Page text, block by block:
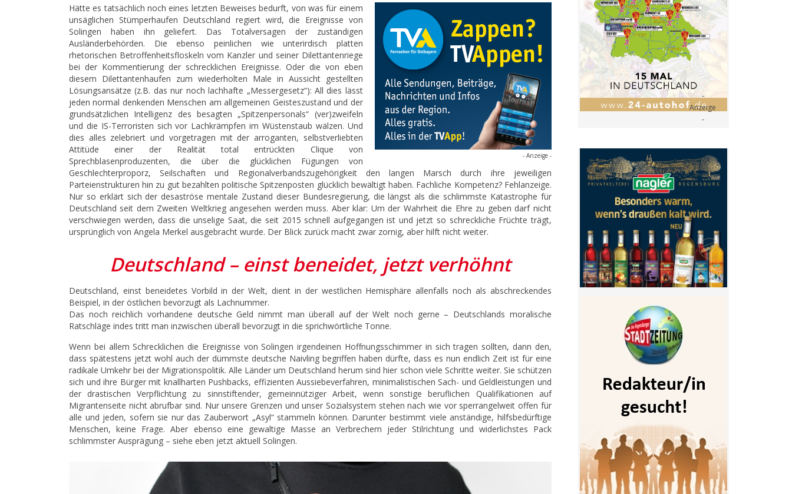
- Anzeige -
Hätte es tatsächlich noch eines letzten Beweises bedurft, von was für einem
unsäglichen Stümperhaufen Deutschland regiert wird, die Ereignisse von
Solingen haben ihn geliefert. Das Totalversagen der zuständigen
Ausländerbehörden. Die ebenso peinlichen wie unterirdisch platten
rhetorischen Betroffenheitsfloskeln vom Kanzler und seiner Dilettantenriege
bei der Kommentierung der schrecklichen Ereignisse. Oder die von eben
diesem Dilettantenhaufen zum wiederholten Male in Aussicht gestellten
Lösungsansätze (z.B. das nur noch lachhafte „Messergesetz“): All dies lässt
jeden normal denkenden Menschen am allgemeinen Geisteszustand und der
grundsätzlichen Intelligenz des besagten „Spitzenpersonals“ (ver)zweifeln
und die IS-Terroristen sich vor Lachkrämpfen im Wüstenstaub wälzen. Und
dies alles zelebriert und vorgetragen mit der arroganten, selbstverliebten
Attitüde einer der Realität total entrückten Clique von
Sprechblasenproduzenten, die über die glücklichen Fügungen von
Geschlechterproporz, Seilschaften und Regionalverbandszugehörigkeit den langen Marsch durch ihre jeweiligen
Parteienstrukturen hin zu gut bezahlten politische Spitzenposten glücklich bewältigt haben. Fachliche Kompetenz? Fehlanzeige.
Nur so erklärt sich der desaströse mentale Zustand dieser Bundesregierung, die längst als die schlimmste Katastrophe für
Deutschland seit dem Zweiten Weltkrieg angesehen werden muss. Aber klar: Um der Wahrheit die Ehre zu geben darf nicht
verschwiegen werden, dass die unselige Saat, die seit 2015 schnell aufgegangen ist und jetzt so schreckliche Früchte trägt,
ursprünglich von Angela Merkel ausgebracht wurde. Der Blick zurück macht zwar zornig, aber hilft nicht weiter.
Deutschland – einst beneidet, jetzt verhöhnt
Deutschland, einst beneidetes Vorbild in der Welt, dient in der westlichen Hemisphäre allenfalls noch als abschreckendes
Beispiel, in der östlichen bevorzugt als Lachnummer.
Das noch reichlich vorhandene deutsche Geld nimmt man überall auf der Welt noch gerne – Deutschlands moralische
Ratschläge indes tritt man inzwischen überall bevorzugt in die sprichwörtliche Tonne.
Wenn bei allem Schrecklichen die Ereignisse von Solingen irgendeinen Hoffnungsschimmer in sich tragen sollten, dann den,
dass spätestens jetzt wohl auch der dümmste deutsche Naivling begriffen haben dürfte, dass es nun endlich Zeit ist für eine
radikale Umkehr bei der Migrationspolitik. Alle Länder um Deutschland herum sind hier schon viele Schritte weiter. Sie schützen
sich und ihre Bürger mit knallharten Pushbacks, effizienten Aussiebeverfahren, minimalistischen Sach- und Geldleistungen und
der drastischen Verpflichtung zu sinnstiftender, gemeinnütziger Arbeit, wenn sonstige beruflichen Qualifikationen auf
Migrantenseite nicht abrufbar sind. Nur unsere Grenzen und unser Sozialsystem stehen nach wie vor sperrangelweit offen für
alle und jeden, sofern sie nur das Zauberwort „Asyl“ stammeln können. Darunter bestimmt viele anständige, hilfsbedürftige
Menschen, keine Frage. Aber ebenso eine gewaltige Masse an Verbrechern jeder Stilrichtung und widerlichstes Pack
schlimmster Ausprägung – siehe eben jetzt aktuell Solingen.